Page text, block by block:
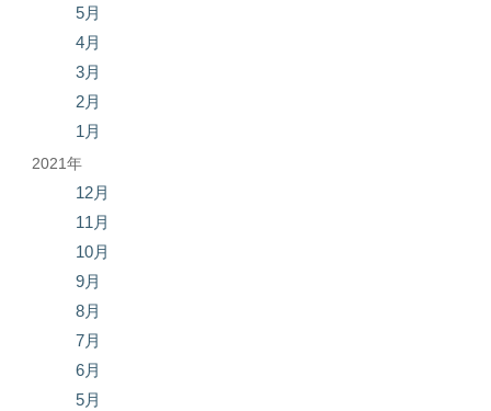
5月
4月
3月
2月
1月
2021年
12月
11月
10月
9月
8月
7月
6月
5月